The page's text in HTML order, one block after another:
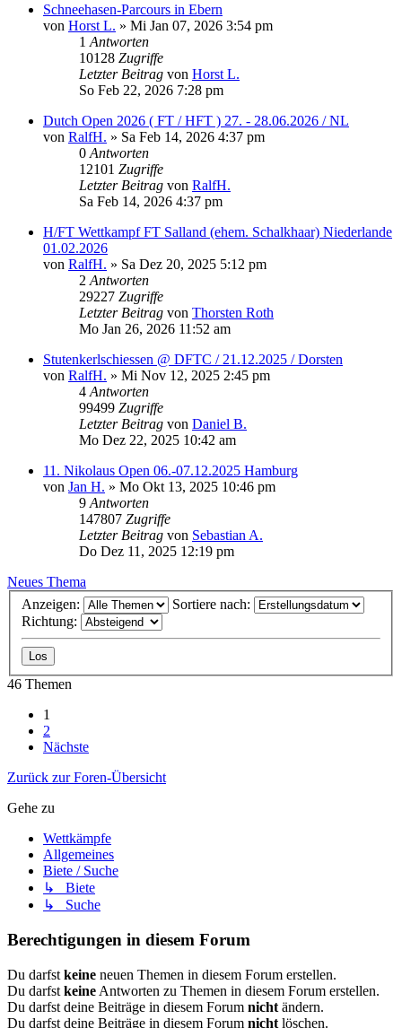
Schneehasen-Parcours in Ebern
von Horst L. » Mi Jan 07, 2026 3:54 pm
1 Antworten
10128 Zugriffe
Letzter Beitrag von Horst L.
So Feb 22, 2026 7:28 pm
Dutch Open 2026 ( FT / HFT ) 27. - 28.06.2026 / NL
von RalfH. » Sa Feb 14, 2026 4:37 pm
0 Antworten
12101 Zugriffe
Letzter Beitrag von RalfH.
Sa Feb 14, 2026 4:37 pm
H/FT Wettkampf FT Salland (ehem. Schalkhaar) Niederlande
01.02.2026
von RalfH. » Sa Dez 20, 2025 5:12 pm
2 Antworten
29227 Zugriffe
Letzter Beitrag von Thorsten Roth
Mo Jan 26, 2026 11:52 am
Stutenkerlschiessen @ DFTC / 21.12.2025 / Dorsten
von RalfH. » Mi Nov 12, 2025 2:45 pm
4 Antworten
99499 Zugriffe
Letzter Beitrag von Daniel B.
Mo Dez 22, 2025 10:42 am
11. Nikolaus Open 06.-07.12.2025 Hamburg
von Jan H. » Mo Okt 13, 2025 10:46 pm
9 Antworten
147807 Zugriffe
Letzter Beitrag von Sebastian A.
Do Dez 11, 2025 12:19 pm
Neues Thema
Anzeigen:
Sortiere nach:
Richtung:
46 Themen
1
2
Nächste
Zurück zur Foren-Übersicht
Gehe zu
Wettkämpfe
Allgemeines
Biete / Suche
↳ Biete
↳ Suche
Berechtigungen in diesem Forum
Du darfst keine neuen Themen in diesem Forum erstellen.
Du darfst keine Antworten zu Themen in diesem Forum erstellen.
Du darfst deine Beiträge in diesem Forum nicht ändern.
Du darfst deine Beiträge in diesem Forum nicht löschen.